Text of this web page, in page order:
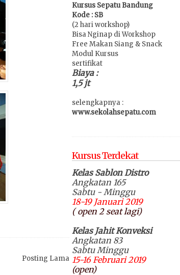
Posting Lama
Kursus Sepatu Bandung
Kode : SB
(2 hari workshop)
Bisa Nginap di Workshop
Free Makan Siang & Snack
Modul Kursus
sertifikat
Biaya :
1,5 jt
selengkapnya :
www.sekolahsepatu.com
Kursus Terdekat
Kelas Sablon Distro
Angkatan 165
Sabtu - Minggu
18-19 Januari 2019
( open 2 seat lagi)
Kelas Jahit Konveksi
Angkatan 83
Sabtu Minggu
15-16 Februari 2019
(open)